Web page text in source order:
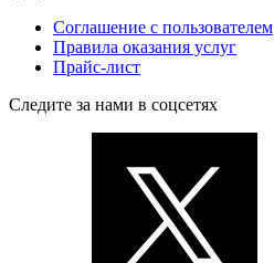
Соглашение с пользователем
Правила оказания услуг
Прайс-лист
Следите за нами в соцсетях